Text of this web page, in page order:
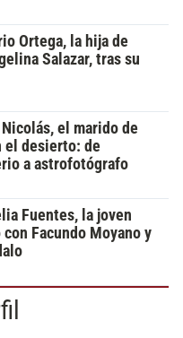
Ortega, la hija de
Salazar, tras su
el marido de
el desierto: de
a astrofotógrafo
Fuentes, la joven
Facundo Moyano y